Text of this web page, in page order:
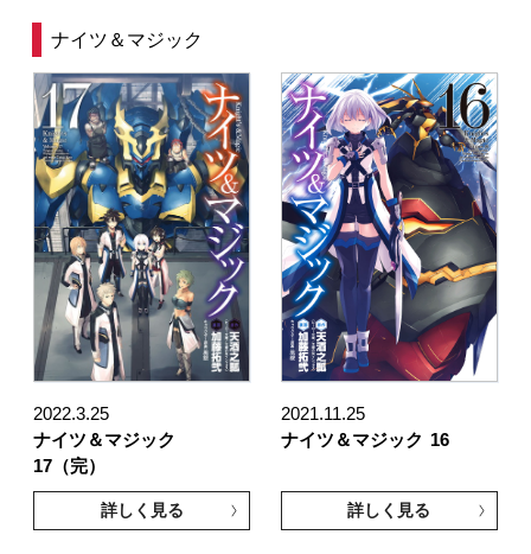
ナイツ＆マジック
2022.3.25
ナイツ＆マジック
17（完）
詳しく見る
2021.11.25
ナイツ＆マジック 16
詳しく見る